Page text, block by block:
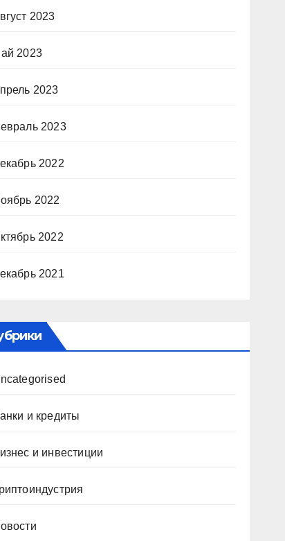
2023
2023
2023
2023
2022
2022
2022
2021
и кредиты
и инвестиции